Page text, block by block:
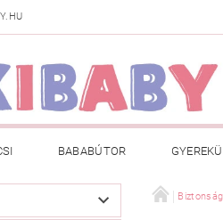
BABABÚTOR
AKCIÓS TERMÉKEINK
Biztonság